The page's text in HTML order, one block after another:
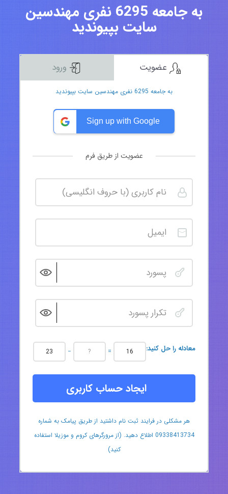
به جامعه 6295 نفری مهندسین
سایت بپیوندید
به جامعه 6295 نفری مهندسین سایت بپیوندید
Sign up with Google
عضویت از طریق فرم
:معادله را حل کنید − =
ایجاد حساب کاربری
هر مشکلی در فرایند ثبت نام داشتید از طریق پیامک به شماره
09338413734 اطلاع دهید. (از مرورگرهای کروم و موزیلا استفاده
کنید)